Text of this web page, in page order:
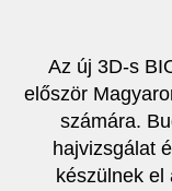
Az új 3D-s
először
számára.
hajvizsgálat
készülnek el